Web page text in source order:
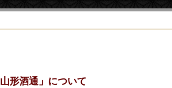
形酒通」について